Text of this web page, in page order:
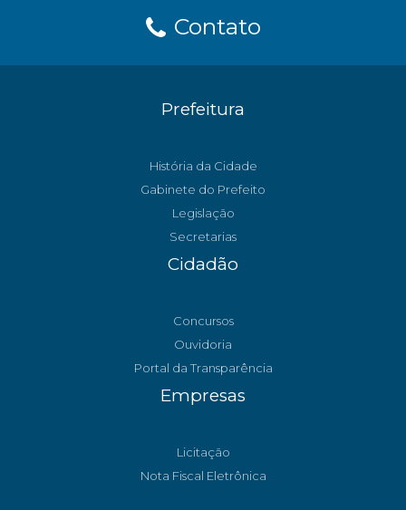
Contato
Prefeitura
História da Cidade
Gabinete do Prefeito
Legislação
Secretarias
Cidadão
Concursos
Ouvidoria
Portal da Transparência
Empresas
Licitação
Nota Fiscal Eletrônica